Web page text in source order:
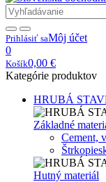
Prihlásiť saMôj účet
0
Košík0,00 €
Kategórie produktov
HRUBÁ
Základné
Cement,
Hutný materiál